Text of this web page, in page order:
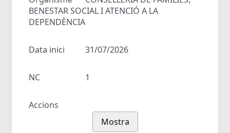
BENESTAR SOCIAL I ATENCIÓ A LA
DEPENDÈNCIA
Data inici 31/07/2026
NC 1
Accions
Mostra